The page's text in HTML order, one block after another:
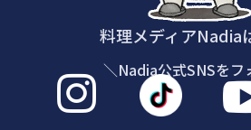
料理メディアNadia
＼Nadia公式SNSをフ
